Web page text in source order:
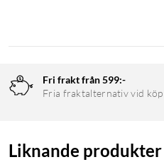
Fri frakt från 599:-
Fria fraktalternativ vid
Liknande produkter